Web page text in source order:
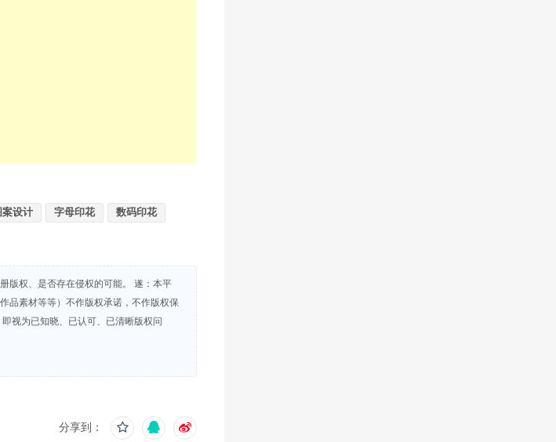
案设计 字母印花 数码印花
版权、是否存在侵权的可能。 遂：本平
品素材等等）不作版权承诺，不作版权保
视为已知晓、已认可、已清晰版权问
分享到：